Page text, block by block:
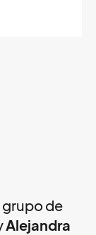
grupo de
Alejandra